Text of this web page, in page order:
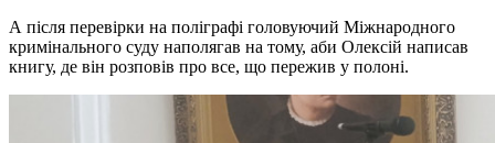
А після перевірки на поліграфі головуючий Міжнародного
кримінального суду наполягав на тому, аби Олексій написав
книгу, де він розповів про все, що пережив у полоні.